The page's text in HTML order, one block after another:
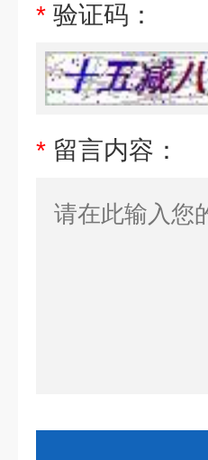
* 验证码：
* 留言内容：